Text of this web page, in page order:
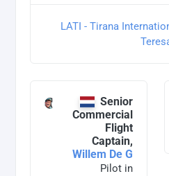
LATI - Tirana
Senior
Commercial
Flight
Captain,
Willem De G
Pilot in